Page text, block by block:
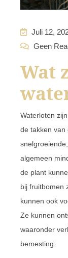
Juli 12,
Geen
Wat
Waterloten
de takken van
algemeen
de plant
bij fruitbomen
kunnen ook
Ze kunnen
waaronder
bemesting.